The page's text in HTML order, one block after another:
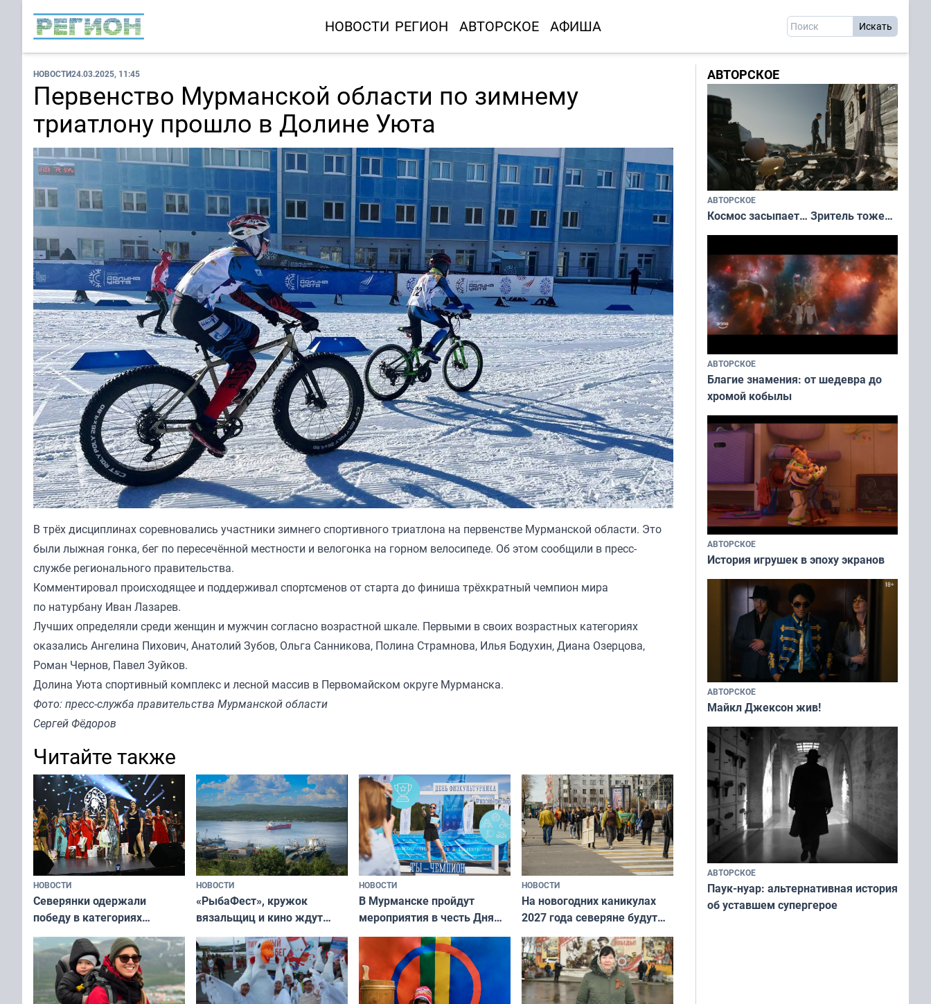
НОВОСТИ РЕГИОН АВТОРСКОЕ АФИША
НОВОСТИ24.03.2025, 11:45
Первенство Мурманской области по зимнему
триатлону прошло в Долине Уюта
В трёх дисциплинах соревновались участники зимнего спортивного триатлона на первенстве Мурманской области. Это
были лыжная гонка, бег по пересечённой местности и велогонка на горном велосипеде. Об этом сообщили в пресс-
службе регионального правительства.
Комментировал происходящее и поддерживал спортсменов от старта до финиша трёхкратный чемпион мира
по натурбану Иван Лазарев.
Лучших определяли среди женщин и мужчин согласно возрастной шкале. Первыми в своих возрастных категориях
оказались Ангелина Пихович, Анатолий Зубов, Ольга Санникова, Полина Страмнова, Илья Бодухин, Диана Озерцова,
Роман Чернов, Павел Зуйков.
Долина Уюта спортивный комплекс и лесной массив в Первомайском округе Мурманска.
Фото: пресс-служба правительства Мурманской области
Сергей Фёдоров
Читайте также
НОВОСТИ
Северянки одержали
победу в категориях
всероссийского конкурса
«Мисс и Миссис Великая
Русь»
НОВОСТИ
«РыбаФест», кружок
вязальщиц и кино ждут
мурманчан в эти выходные
НОВОСТИ
В Мурманске пройдут
мероприятия в честь Дня
физкультурника
НОВОСТИ
На новогодних каникулах
2027 года северяне будут
отдыхать 11 дней
АВТОРСКОЕ
АВТОРСКОЕ
Космос засыпает… Зритель тоже…
АВТОРСКОЕ
Благие знамения: от шедевра до
хромой кобылы
АВТОРСКОЕ
История игрушек в эпоху экранов
АВТОРСКОЕ
Майкл Джексон жив!
АВТОРСКОЕ
Паук-нуар: альтернативная история
об уставшем супергерое